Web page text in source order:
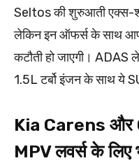
Seltos की शुरुआती एक्स-
लेकिन इन ऑफर्स के साथ
कटौती हो जाएगी।
1.5L टर्बो इंजन के साथ ये
Kia Carens और
MPV लवर्स के लिए